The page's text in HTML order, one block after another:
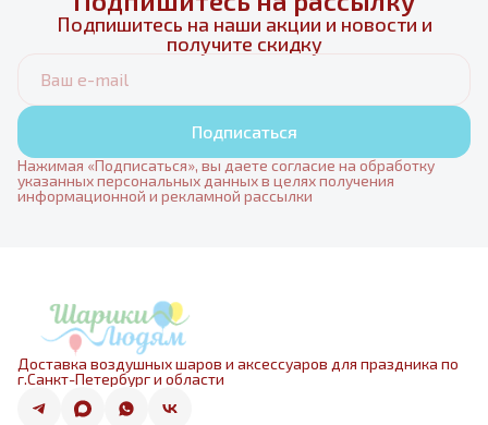
Подпишитесь на наши акции и новости и
получите скидку
Подписаться
Нажимая «Подписаться», вы даете согласие на обработку
указанных персональных данных в целях получения
информационной и рекламной рассылки
Доставка воздушных шаров и аксессуаров для праздника по
г.Санкт-Петербург и области